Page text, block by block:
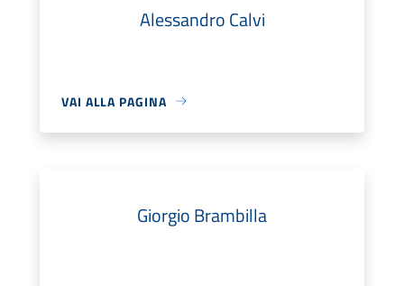
Alessandro Calvi
VAI ALLA PAGINA
Giorgio Brambilla